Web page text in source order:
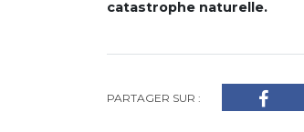
catastrophe naturelle.
PARTAGER SUR :